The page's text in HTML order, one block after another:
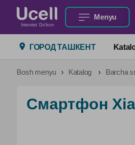
Intentet Do'kon
Menyu
ГОРОД ТАШКЕНТ
Bosh menyu Katalog Barcha
Смартфон